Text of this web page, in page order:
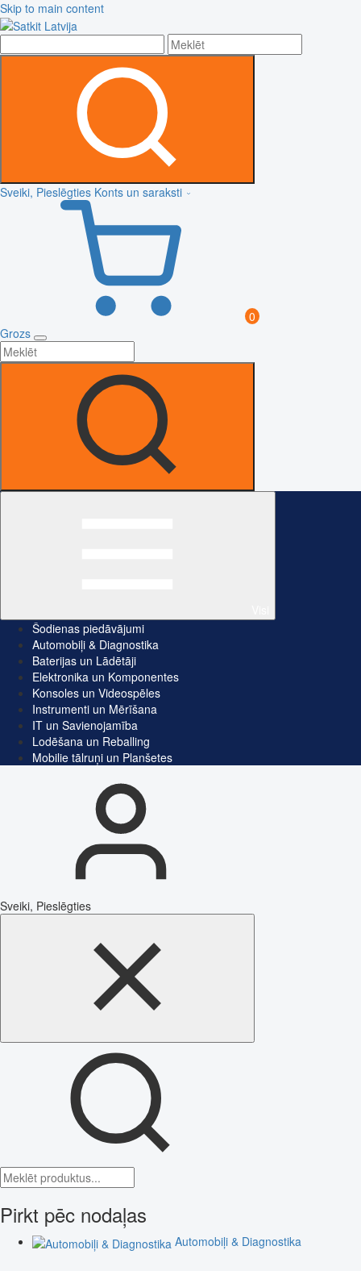
Skip to main content
Sveiki, Pieslēgties Konts un saraksti
0
Grozs
Šodienas piedāvājumi
Automobiļi & Diagnostika
Baterijas un Lādētāji
Elektronika un Komponentes
Konsoles un Videospēles
Instrumenti un Mērīšana
IT un Savienojamība
Lodēšana un Reballing
Mobilie tālruņi un Planšetes
Sveiki, Pieslēgties
Pirkt pēc nodaļas
Automobiļi & Diagnostika